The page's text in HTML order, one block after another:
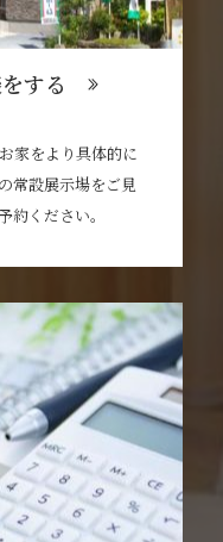
する
家をより具体的に
常設展示場をご見
約ください。